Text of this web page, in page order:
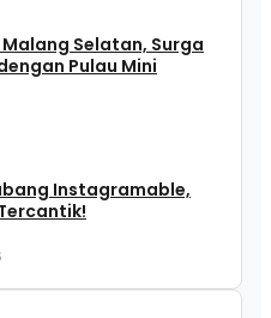
Selatan, Surga
Pulau Mini
Instagramable,